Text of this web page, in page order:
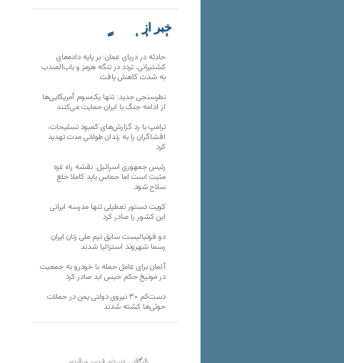
خبر از
تارنماهای دیگر
حادثه در دریای عمان؛ بر پایه داده‌های
کشتیرانی، تردد در تنگه هرمز و باب‌المندب
به شدت کاهش یافت
نظرسنجی جدید: تنها یک‌سوم آمریکایی‌ها
از ادامه جنگ با ایران حمایت می‌کنند
ترامپ با رد گزارش‌های کمبود تسلیحات،
افشاگران را به زندان طولانی مدت تهدید
کرد
رئیس‌ جمهوری اسرائیل: نقشه راه غزه
مثبت است اما حماس باید کاملا خلع
سلاح شود
کویت دستور تعطیلی تنها مدرسه ایرانی
این کشور را صادر کرد
دو فوتبالیست سابق تیم ملی زنان ایران
رسما شهروند استرالیا شدند
آلمان برای عامل حمله با خودرو به جمعیت
در مونیخ حکم حبس ابد صادر کرد
دست‌کم ۳۰ نیروی دولتی یمن در حملات
حوثی‌ها کشته شدند
بایگانی نسخه قدیم سایت